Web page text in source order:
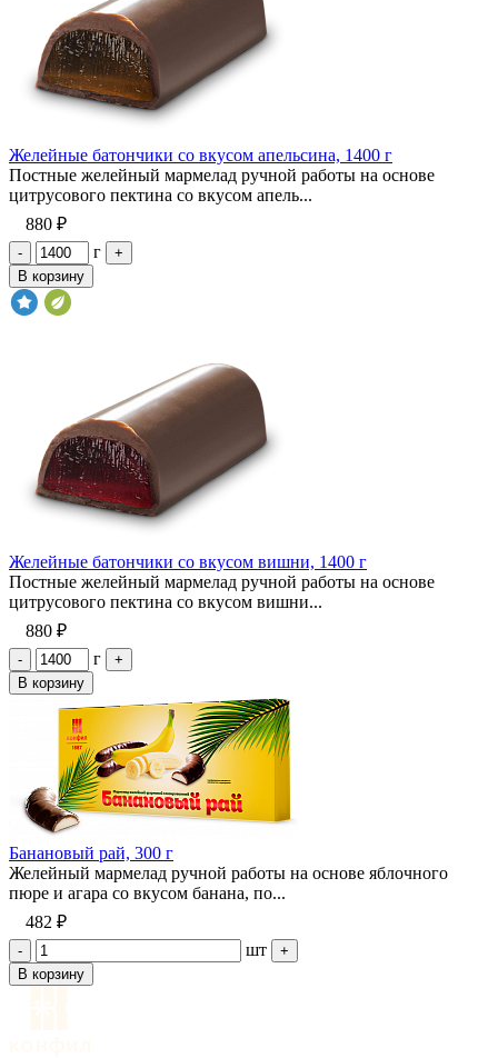
Желейные батончики со вкусом апельсина, 1400 г
Постные желейный мармелад ручной работы на основе
цитрусового пектина со вкусом апель...
880 ₽
- г
+
В корзину
Желейные батончики со вкусом вишни, 1400 г
Постные желейный мармелад ручной работы на основе
цитрусового пектина со вкусом вишни...
880 ₽
- г
+
В корзину
Банановый рай, 300 г
Желейный мармелад ручной работы на основе яблочного
пюре и агара со вкусом банана, по...
482 ₽
- шт
+
В корзину